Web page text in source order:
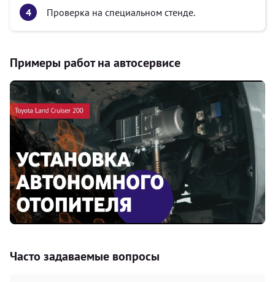
Проверка на специальном стенде.
Примеры работ на автосервисе
Часто задаваемые вопросы